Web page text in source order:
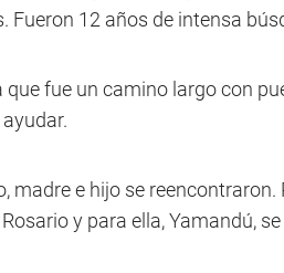
Fueron 12 años de intensa
que fue un camino largo con
madre e hijo se
y para ella, Yamandú,